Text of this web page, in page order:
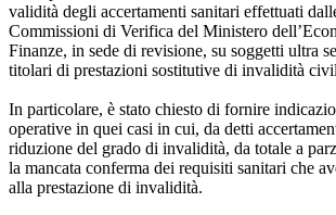
validità degli accertamenti sanitari effettuati
Commissioni di Verifica del Ministero
Finanze, in sede di revisione, su soggetti ultra
titolari di prestazioni sostitutive di invalidità
In particolare, è stato chiesto di fornire
operative in quei casi in cui, da detti
riduzione del grado di invalidità, da totale a
la mancata conferma dei requisiti sanitari che
alla prestazione di invalidità.